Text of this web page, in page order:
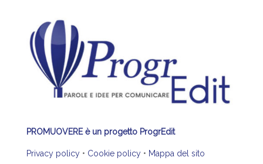
PROMUOVERE è un progetto ProgrEdit
Privacy policy• Cookie policy• Mappa del sito